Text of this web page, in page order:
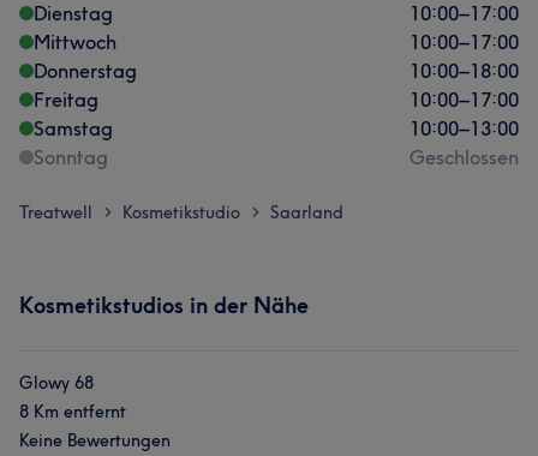
Dienstag
10:00–17:00
Mittwoch
10:00–17:00
Donnerstag
10:00–18:00
Freitag
10:00–17:00
Samstag
10:00–13:00
Sonntag
Geschlossen
Treatwell > Kosmetikstudio > Saarland
Kosmetikstudios in der Nähe
Glowy 68
8 Km entfernt
Keine Bewertungen